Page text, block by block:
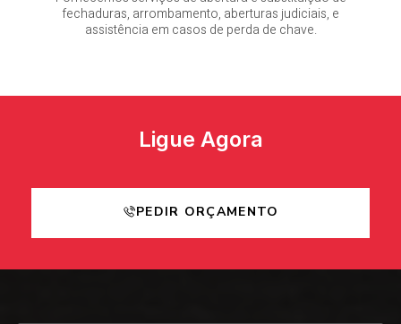
fechaduras, arrombamento, aberturas judiciais, e
assistência em casos de perda de chave.
Ligue Agora
PEDIR ORÇAMENTO